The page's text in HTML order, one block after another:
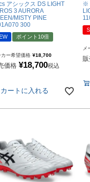
パーウェア
｜アクセサリー
ル5号球
ール4号球
セサリー
クセサリー
アシックス DS LIGHT
3 AURORA
MISTY PINE
300
ポイント10倍
カー希望価格 ¥18,700
価格 ¥18,700税込
カートに入れる
※
メ